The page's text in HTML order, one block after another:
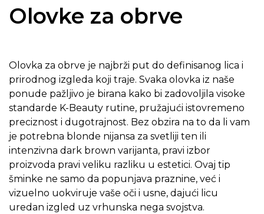
Olovke za obrve
Olovka za obrve je najbrži put do definisanog lica i
prirodnog izgleda koji traje. Svaka olovka iz naše
ponude pažljivo je birana kako bi zadovoljila visoke
standarde K-Beauty rutine, pružajući istovremeno
preciznost i dugotrajnost. Bez obzira na to da li vam
je potrebna blonde nijansa za svetliji ten ili
intenzivna dark brown varijanta, pravi izbor
proizvoda pravi veliku razliku u estetici. Ovaj tip
šminke ne samo da popunjava praznine, već i
vizuelno uokviruje vaše oči i usne, dajući licu
uredan izgled uz vrhunska nega svojstva.